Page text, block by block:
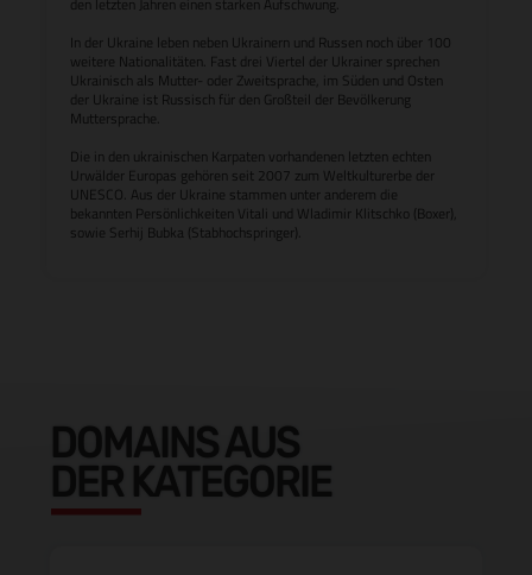
In der Ukraine leben neben Ukrainern und Russen noch über 100
weitere Nationalitäten. Fast drei Viertel der Ukrainer sprechen
Ukrainisch als Mutter- oder Zweitsprache, im Süden und Osten
der Ukraine ist Russisch für den Großteil der Bevölkerung
Muttersprache.
Die in den ukrainischen Karpaten vorhandenen letzten echten
Urwälder Europas gehören seit 2007 zum Weltkulturerbe der
UNESCO. Aus der Ukraine stammen unter anderem die
bekannten Persönlichkeiten Vitali und Wladimir Klitschko (Boxer),
sowie Serhij Bubka (Stabhochspringer).
DOMAINS AUS
DER KATEGORIE